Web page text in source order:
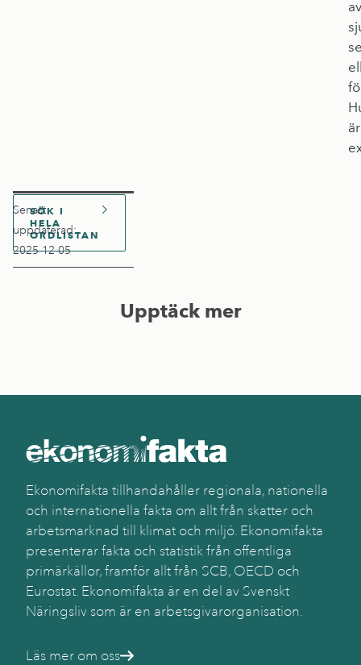
av
är
SÖK I
HELA
ORDLISTAN
Senast
uppdaterad:
2025-12-05
Upptäck mer
Ekonomifakta tillhandahåller regionala, nationella
och internationella fakta om allt från skatter och
arbetsmarknad till klimat och miljö. Ekonomifakta
presenterar fakta och statistik från offentliga
primärkällor, framför allt från SCB, OECD och
Eurostat. Ekonomifakta är en del av Svenskt
Näringsliv som är en arbetsgivarorganisation.
Läs mer om oss